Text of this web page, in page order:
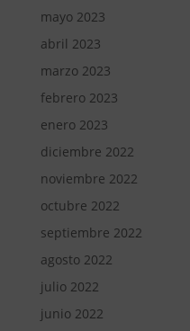
mayo 2023
abril 2023
marzo 2023
febrero 2023
enero 2023
diciembre 2022
noviembre 2022
octubre 2022
septiembre 2022
agosto 2022
julio 2022
junio 2022